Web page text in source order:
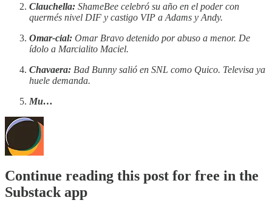
Clauchella: ShameBee celebró su año en el poder con
quermés nivel DIF y castigo VIP a Adams y Andy.
Omar-cial: Omar Bravo detenido por abuso a menor. De
ídolo a Marcialito Maciel.
Chavaera: Bad Bunny salió en SNL como Quico. Televisa ya
huele demanda.
Mu…
Continue reading this post for free in the
Substack app